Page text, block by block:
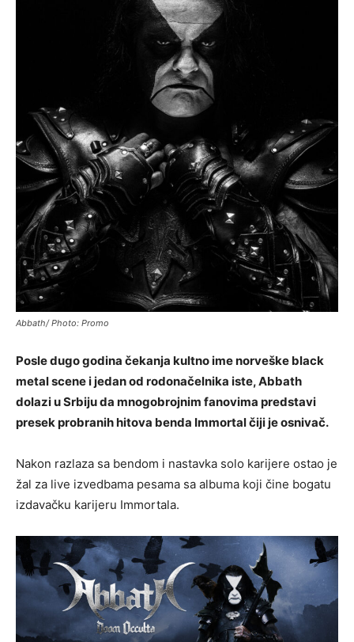
Abbath/ Photo: Promo
Posle dugo godina čekanja kultno ime norveške black
metal scene i jedan od rodonačelnika iste, Abbath
dolazi u Srbiju da mnogobrojnim fanovima predstavi
presek probranih hitova benda Immortal čiji je osnivač.
Nakon razlaza sa bendom i nastavka solo karijere ostao je
žal za live izvedbama pesama sa albuma koji čine bogatu
izdavačku karijeru Immortala.